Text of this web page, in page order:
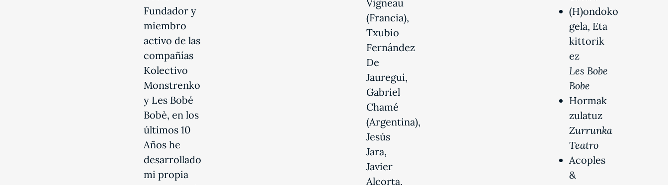
Fundador y
miembro
activo de las
compañías
Kolectivo
Monstrenko
y Les Bobé
Bobè, en los
últimos 10
Años he
desarrollado
mi propia
Vigneau
(Francia),
Txubio
Fernández
De
Jauregui,
Gabriel
Chamé
(Argentina),
Jesús
Jara,
Javier
Alcorta,
(H)ondoko
gela, Eta
kittorik
ez
Les Bobe
Bobe
Hormak
zulatuz
Zurrunka
Teatro
Acoples
&